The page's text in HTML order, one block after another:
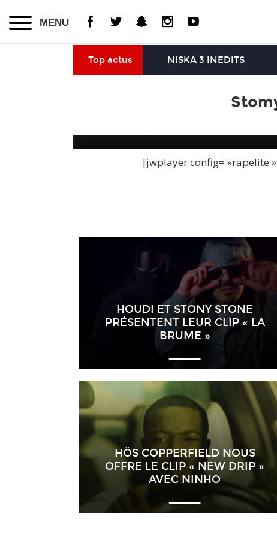
MENU
Top actus NISKA 3 INEDITS
[jwplayer config= »rapelite
HOUDI ET STONY STONE
PRÉSENTENT LEUR CLIP « LA
BRUME »
HÖS COPPERFIELD NOUS
OFFRE LE CLIP « NEW DRIP »
AVEC NINHO